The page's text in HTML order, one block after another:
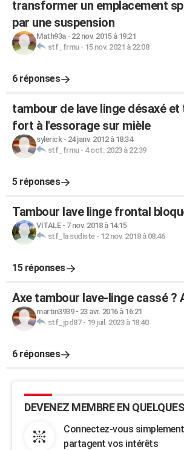
transformer un emplacement
par une suspension
Math93a- 22 nov. 2015 à 19:21
stf_frmu- 15 nov. 2021 à 22:08
6 réponses
tambour de lave linge désaxé
fort à l'essorage sur mièle
sylerick- 24 janv. 2012 à 18:34
stf_frmu- 4 oct. 2023 à 22:39
5 réponses
Tambour lave linge frontal
VITALE- 7 nov. 2018 à 14:15
stf_la sudiste- 12 nov. 2018 à 08:46
15 réponses
Axe tambour lave-linge cassé ?
martin3939- 23 avr. 2016 à 16:21
stf_jpd87- 19 juil. 2023 à 18:40
6 réponses
DEVENEZ MEMBRE EN
Connectez-vous
partagent vos intérêts